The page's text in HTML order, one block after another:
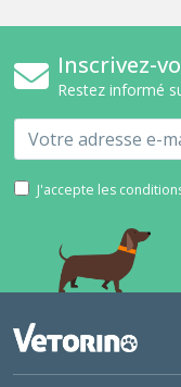
Inscrivez-
Restez informé
Email
J'accepte les